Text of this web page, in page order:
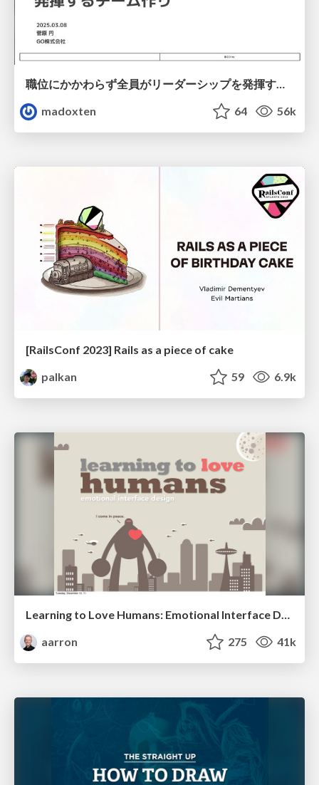
職位にかかわらず全員がリーダーシップを発揮するチーム作り / Building a team where everyone can demonstrate leadership regardless of position
madoxten
64 56k
[RailsConf 2023] Rails as a piece of cake
palkan
59 6.9k
Learning to Love Humans: Emotional Interface Design
aarron
275 41k